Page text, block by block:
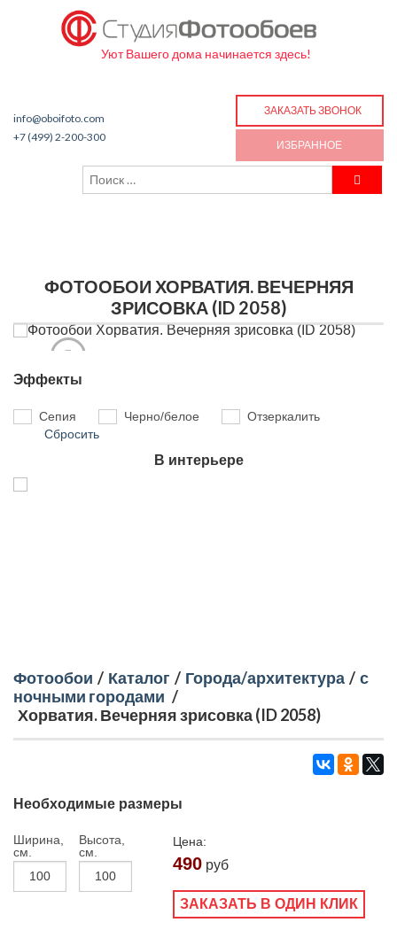
Уют Вашего дома начинается здесь!
info@oboifoto.com
+7 (499) 2-200-300
ЗАКАЗАТЬ ЗВОНОК
ИЗБРАННОЕ
ФОТООБОИ ХОРВАТИЯ. ВЕЧЕРНЯЯ
ЗРИСОВКА (ID 2058)
Эффекты
Сепия Черно/белое
Отзеркалить
Сбросить
В интерьере
Фотообои / Каталог / Города/архитектура / с
ночными городами /
Хорватия. Вечерняя зрисовка (ID 2058)
Необходимые размеры
Ширина,
см.
Высота,
см.
Цена:
490 руб
ЗАКАЗАТЬ В ОДИН КЛИК